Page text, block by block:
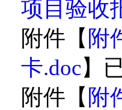
项目验收
附件【 附
卡.doc】
附件【 附